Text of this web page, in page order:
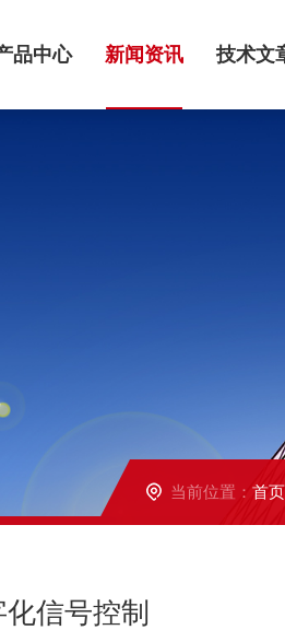
品中心 新闻资讯 技术文
当前位置： 首页
信号控制